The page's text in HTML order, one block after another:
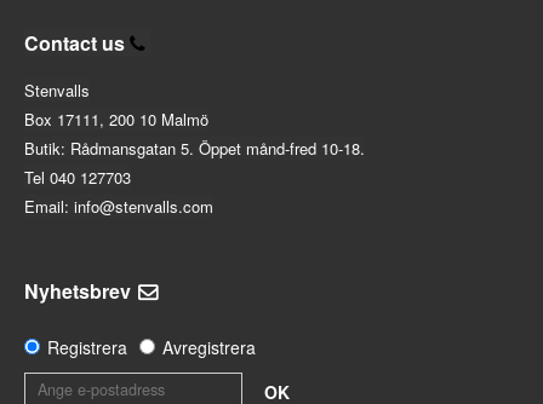
Contact us
Stenvalls
Box 17111, 200 10 Malmö
Butik: Rådmansgatan 5. Öppet månd-fred 10-18.
Tel 040 127703
Email: info@stenvalls.com
Nyhetsbrev
Registrera
Avregistrera
OK